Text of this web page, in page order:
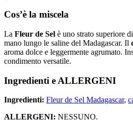
Cos’è la miscela
La Fleur de Sel è uno strato superiore
mano lungo le saline del Madagascar. Il
aroma dolce e leggermente agrumato.
condimento versatile.
Ingredienti e ALLERGENI
Ingredienti: Fleur de Sel Madagascar,
ALLERGENI: NESSUNO.